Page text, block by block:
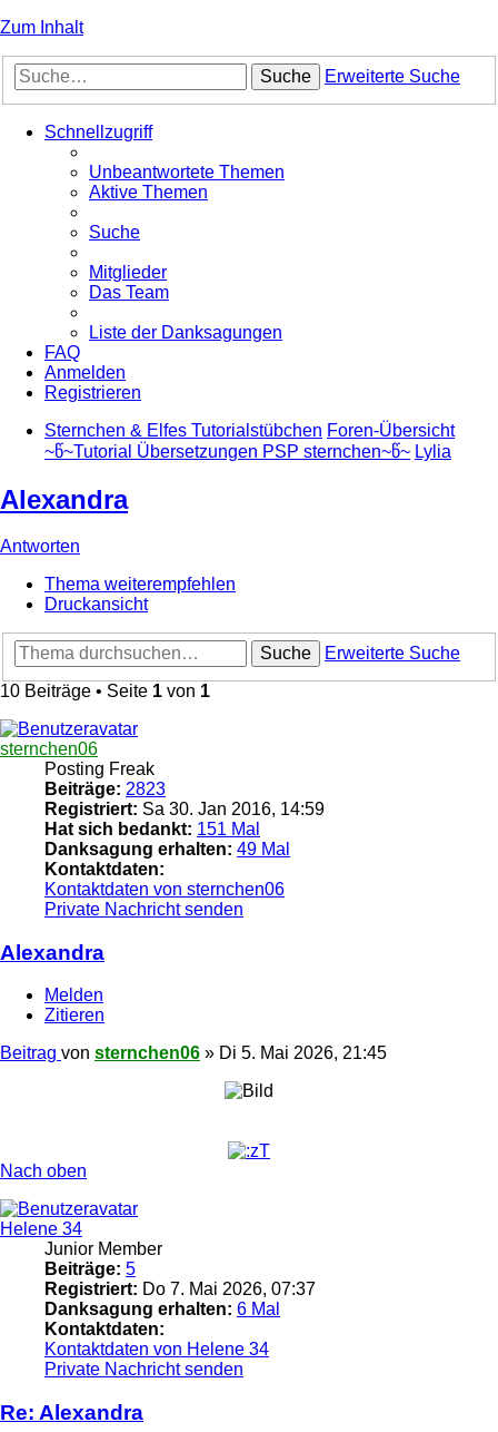
Zum Inhalt
Suche Erweiterte Suche
Schnellzugriff
Unbeantwortete Themen
Aktive Themen
Suche
Mitglieder
Das Team
Liste der Danksagungen
FAQ
Anmelden
Registrieren
Sternchen & Elfes Tutorialstübchen Foren-Übersicht
~წ~Tutorial Übersetzungen PSP sternchen~წ~ Lylia
Alexandra
Antworten
Thema weiterempfehlen
Druckansicht
Suche
Erweiterte Suche
10 Beiträge • Seite 1 von 1
sternchen06
Posting Freak
Beiträge: 2823
Registriert: Sa 30. Jan 2016, 14:59
Hat sich bedankt: 151 Mal
Danksagung erhalten: 49 Mal
Kontaktdaten:
Kontaktdaten von sternchen06
Private Nachricht senden
Alexandra
Melden
Zitieren
Beitrag von sternchen06 » Di 5. Mai 2026, 21:45
Nach oben
Helene 34
Junior Member
Beiträge: 5
Registriert: Do 7. Mai 2026, 07:37
Danksagung erhalten: 6 Mal
Kontaktdaten:
Kontaktdaten von Helene 34
Private Nachricht senden
Re: Alexandra